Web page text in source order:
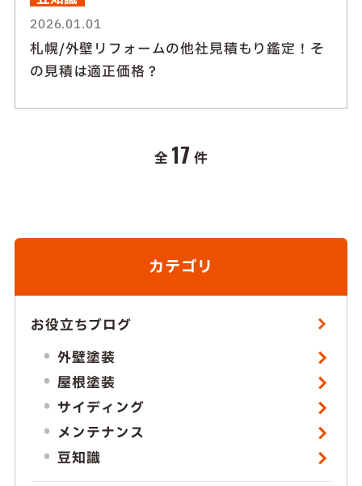
2026.01.01
札幌/外壁リフォームの他社見積もり鑑定！そ
の見積は適正価格？
全 17 件
カテゴリ
お役立ちブログ
外壁塗装
屋根塗装
サイディング
メンテナンス
豆知識